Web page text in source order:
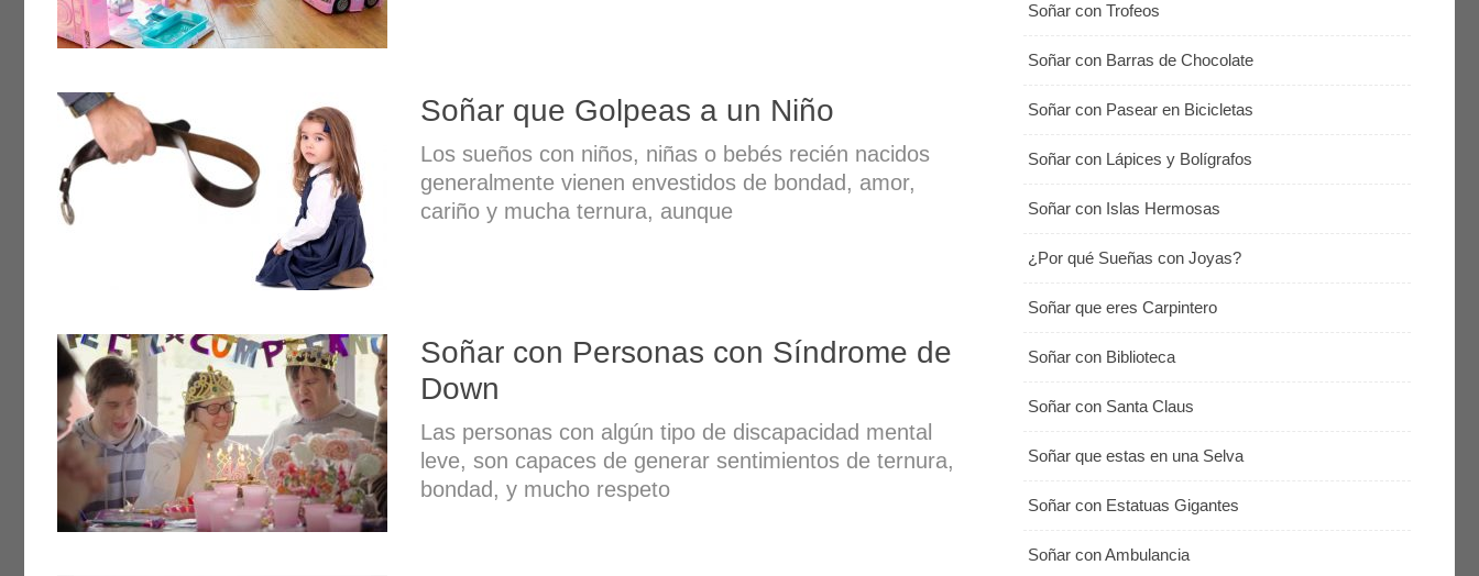
Soñar que Golpeas a un Niño
Los sueños con niños, niñas o bebés recién nacidos
generalmente vienen envestidos de bondad, amor,
cariño y mucha ternura, aunque
Soñar con Personas con Síndrome de
Down
Las personas con algún tipo de discapacidad mental
leve, son capaces de generar sentimientos de ternura,
bondad, y mucho respeto
Soñar con Trofeos
Soñar con Barras de Chocolate
Soñar con Pasear en Bicicletas
Soñar con Lápices y Bolígrafos
Soñar con Islas Hermosas
¿Por qué Sueñas con Joyas?
Soñar que eres Carpintero
Soñar con Biblioteca
Soñar con Santa Claus
Soñar que estas en una Selva
Soñar con Estatuas Gigantes
Soñar con Ambulancia